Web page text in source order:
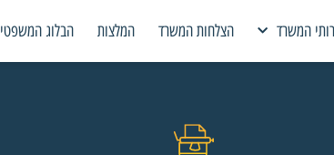
המשרד הצלחות המשרד המלצות הבלוג המשפטי